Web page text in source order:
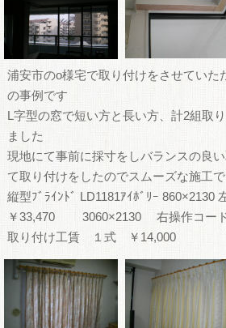
浦安市のo様宅で取り付けをさせていた
の事例です
L字型の窓で短い方と長い方、計2組取
ました
現地にて事前に採寸をしバランスの良
て取り付けをしたのでスムーズな施工で
縦型ﾌﾞﾗｲﾝﾄﾞ LD1181ｱｲﾎﾞﾘｰ
￥33,470 3060×2130 右操作コード
取り付け工賃 １式 ￥14,000